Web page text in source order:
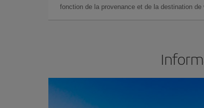
fonction de la provenance et de la destination de